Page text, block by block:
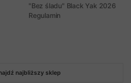
najbliższy sklep
"Bez śladu" Black Yak 2026
Regulamin